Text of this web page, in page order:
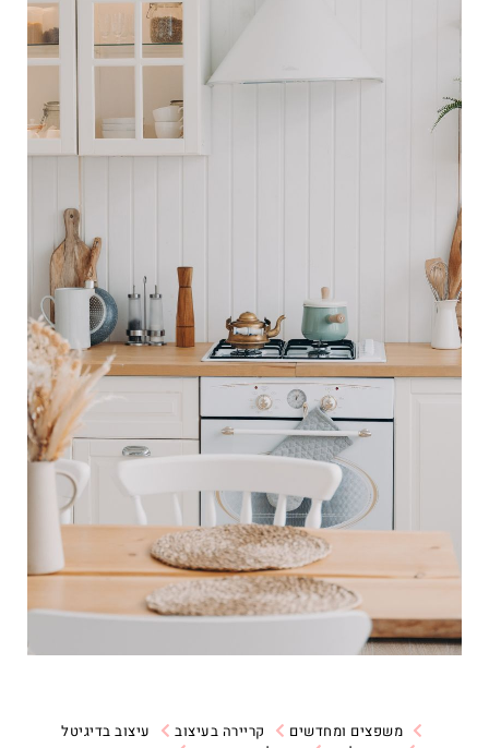
משפצים ומחדשים קריירה בעיצוב
עיצוב בדיגיטל